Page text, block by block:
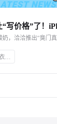
AI科技,服装AI大数据,知衣科技,SEO优化,天猫双11新规,商品主图价格限制,淘工厂星厂牌计划,微信抖音电商入口,抖音CORE经营方法论,小红书中小商家增长,0添加生活方式,中秋节消费趋势,2024全球美护趋势报告,iPhone 16预售记录,TAKAMI关闭天猫旗舰店,青少年护肤市场,雀巢出售欧莱雅股份,李子园销售下滑,佳宝乳业新品,洽洽新口味瓜子